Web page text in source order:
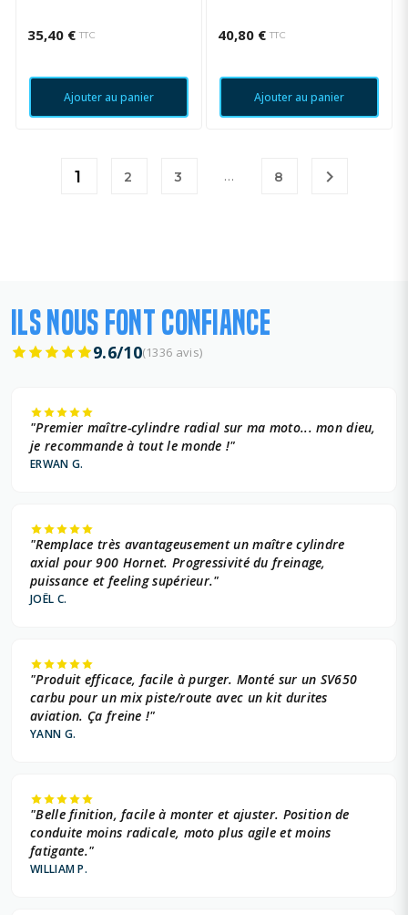
35,40 € TTC
Ajouter au panier
40,80 € TTC
Ajouter au panier
1 2 3 … 8 
ILS NOUS FONT CONFIANCE
9.6/10(1336 avis)
"Premier maître-cylindre radial sur ma moto... mon dieu,
je recommande à tout le monde !"
ERWAN G.
"Remplace très avantageusement un maître cylindre
axial pour 900 Hornet. Progressivité du freinage,
puissance et feeling supérieur."
JOËL C.
"Produit efficace, facile à purger. Monté sur un SV650
carbu pour un mix piste/route avec un kit durites
aviation. Ça freine !"
YANN G.
"Belle finition, facile à monter et ajuster. Position de
conduite moins radicale, moto plus agile et moins
fatigante."
WILLIAM P.